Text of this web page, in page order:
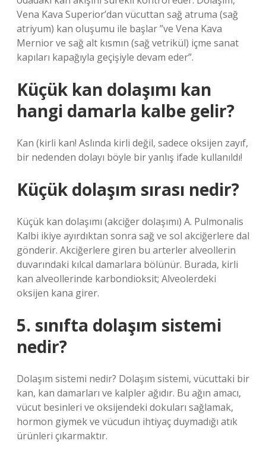
Vena Kava Superior’dan vücuttan sağ atruma (sağ
atriyum) kan oluşumu ile başlar ”ve Vena Kava
Mernior ve sağ alt kısmın (sağ vetrikül) içme sanat
kapıları kapağıyla geçişiyle devam eder”.
Küçük kan dolaşımı kan
hangi damarla kalbe gelir?
Kan (kirli kan! Aslında kirli değil, sadece oksijen zayıf,
bir nedenden dolayı böyle bir yanlış ifade kullanıldı!
Küçük dolaşım sırası nedir?
Küçük kan dolaşımı (akciğer dolaşımı) A. Pulmonalis
Kalbi ikiye ayırdıktan sonra sağ ve sol akciğerlere dal
gönderir. Akciğerlere giren bu arterler alveollerin
duvarındaki kılcal damarlara bölünür. Burada, kirli
kan alveollerinde karbondioksit; Alveolerdeki
oksijen kana girer.
5. sınıfta dolaşım sistemi
nedir?
Dolaşım sistemi nedir? Dolaşım sistemi, vücuttaki bir
kan, kan damarları ve kalpler ağıdır. Bu ağın amacı,
vücut besinleri ve oksijendeki dokuları sağlamak,
hormon giymek ve vücudun ihtiyaç duymadığı atık
ürünleri çıkarmaktır.